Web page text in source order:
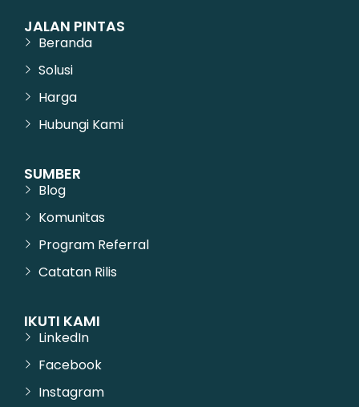
JALAN PINTAS
Beranda
Solusi
Harga
Hubungi Kami
SUMBER
Blog
Komunitas
Program Referral
Catatan Rilis
IKUTI KAMI
LinkedIn
Facebook
Instagram